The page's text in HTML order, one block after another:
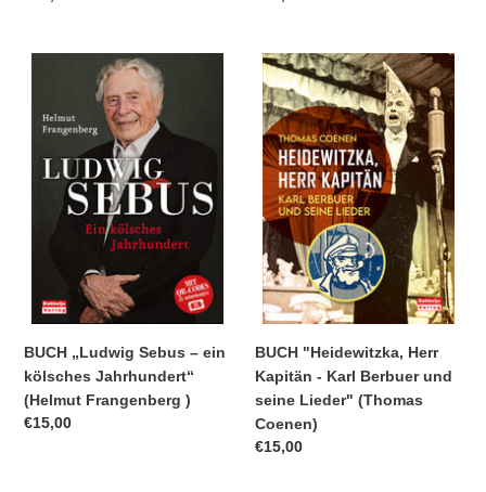
Sebus
ein
kölsches
Jahrhundert“
(Helmut
Frangenberg
BUCH „Ludwig Sebus – ein
kölsches Jahrhundert“
(Helmut Frangenberg )
Normaler
€15,00
BUCH
"Heidewitzka,
Herr
Kapitän
Karl
Berbuer
und
seine
Lieder"
(Thomas
Coenen)
BUCH "Heidewitzka, Herr
Kapitän - Karl Berbuer und
seine Lieder" (Thomas
Coenen)
Normaler
€15,00